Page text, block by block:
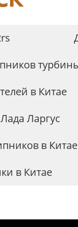
в Китае
Ларгус
в Китае
в Китае